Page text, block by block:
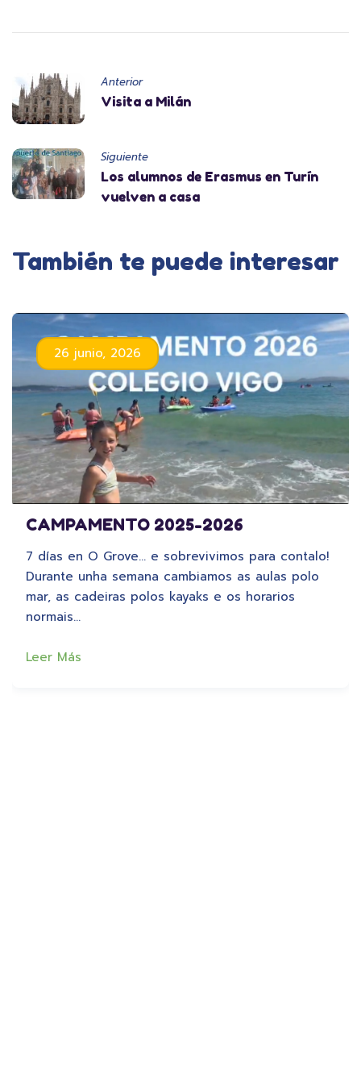
Anterior
Visita a Milán
Siguiente
Los alumnos de Erasmus en Turín
vuelven a casa
También te puede interesar
26 junio, 2026
CAMPAMENTO 2025-2026
7 días en O Grove… e sobrevivimos para contalo!
Durante unha semana cambiamos as aulas polo
mar, as cadeiras polos kayaks e os horarios
normais…
Leer Más